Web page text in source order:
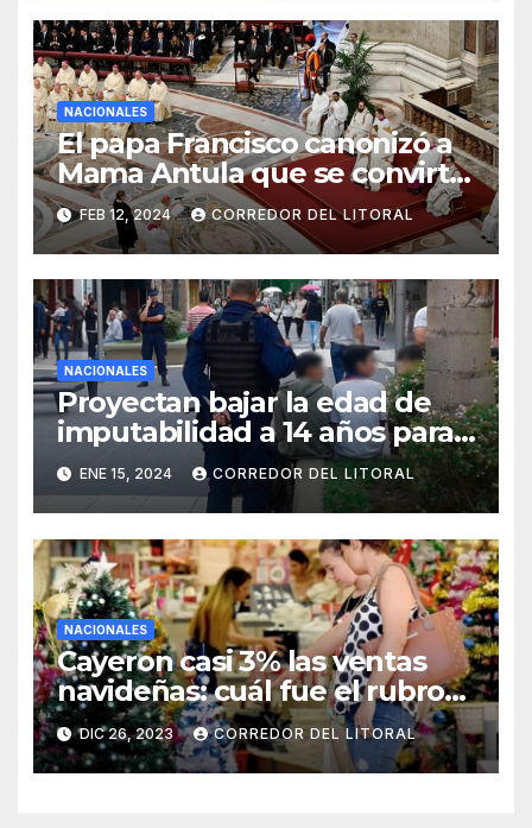
NACIONALES
El papa Francisco canonizó a
Mama Antula que se convirtió
en la primera santa argentina
FEB 12, 2024 CORREDOR DEL LITORAL
NACIONALES
Proyectan bajar la edad de
imputabilidad a 14 años para
todo tipo de delitos
ENE 15, 2024 CORREDOR DEL LITORAL
NACIONALES
Cayeron casi 3% las ventas
navideñas: cuál fue el rubro
más afectado
DIC 26, 2023 CORREDOR DEL LITORAL